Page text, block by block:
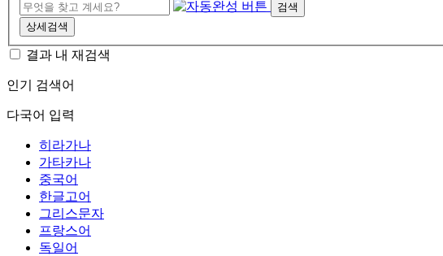
검색
상세검색
결과 내 재검색
인기 검색어
다국어 입력
히라가나
가타카나
중국어
한글고어
그리스문자
프랑스어
독일어